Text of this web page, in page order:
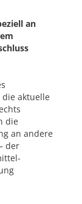
an
aktuelle
die
an andere
der